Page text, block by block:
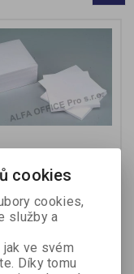
kostka bílá - 8,3
cm x 7,5 cm /
vazba
Donau
číslo:858970
cookies
cookies,
služby a
ve svém
Díky tomu